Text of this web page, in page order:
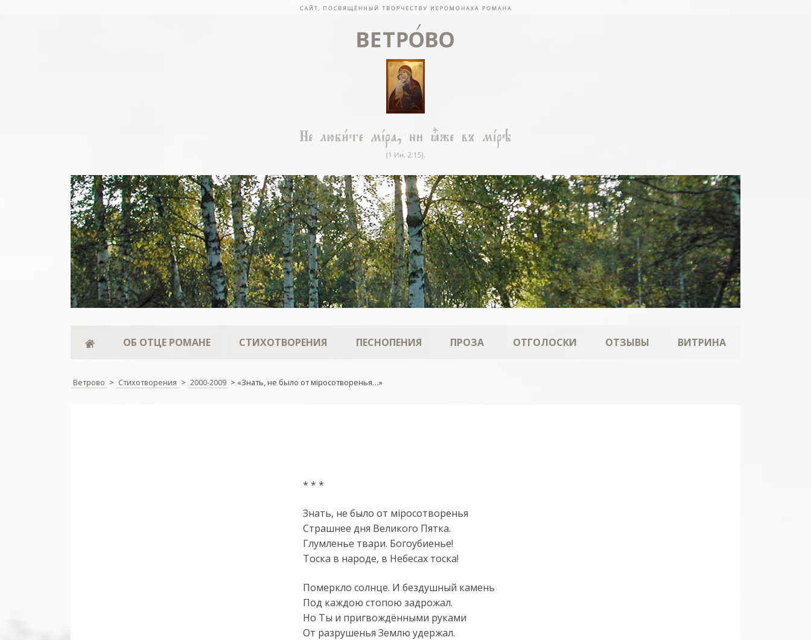
ОБ ОТЦЕ РОМАНЕ СТИХОТВОРЕНИЯ ПЕСНОПЕНИЯ ПРОЗА ОТГОЛОСКИ ОТЗЫВЫ ВИТРИНА
Ветрово > Стихотворения > 2000-2009 > «Знать, не было от мiросотворенья…»
* * *
Знать, не было от мiросотворенья
Страшнее дня Великого Пятка.
Глумленье твари. Богоубиенье!
Тоска в народе, в Небесах тоска!
Померкло солнце. И бездушный камень
Под каждою стопою задрожал.
Но Ты и пригвождёнными руками
От разрушенья Землю удержал.